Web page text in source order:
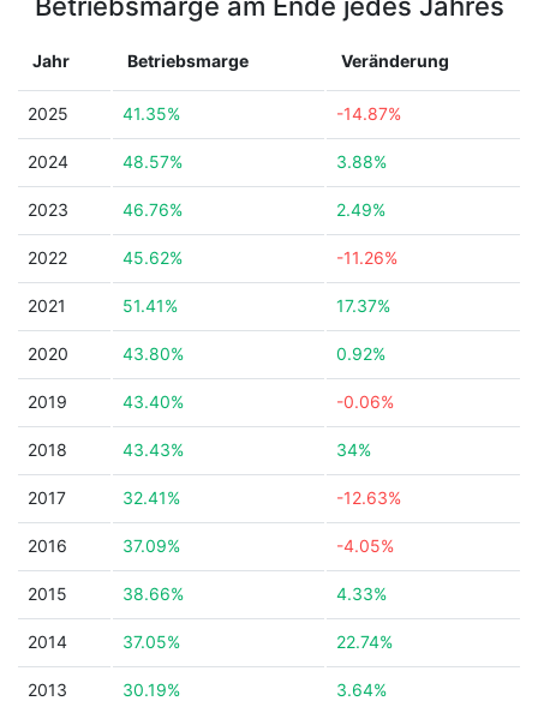
Jahr Betriebsmarge Veränderung
2025 41.35% -14.87%
2024 48.57% 3.88%
2023 46.76% 2.49%
2022 45.62% -11.26%
2021 51.41% 17.37%
2020 43.80% 0.92%
2019 43.40% -0.06%
2018 43.43% 34%
2017 32.41% -12.63%
2016 37.09% -4.05%
2015 38.66% 4.33%
2014 37.05% 22.74%
2013 30.19% 3.64%